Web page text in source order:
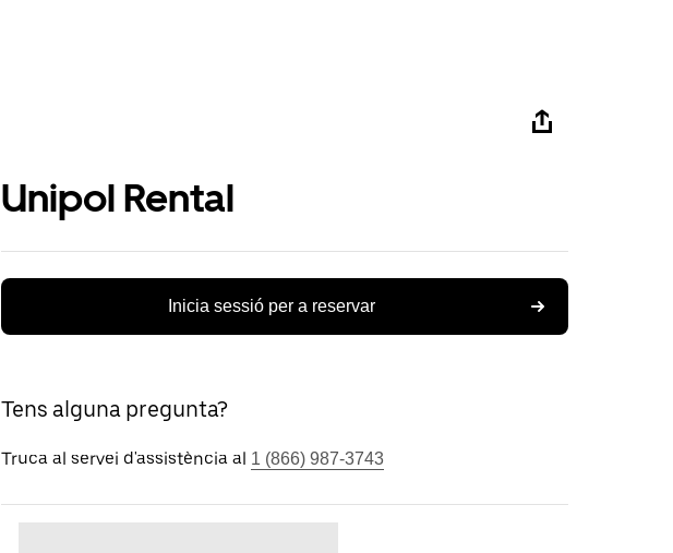
Unipol Rental
Inicia sessió per a reservar
Tens alguna pregunta?
Truca al servei d'assistència al 1 (866) 987-3743